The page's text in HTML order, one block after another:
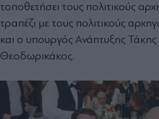
τοποθετήσει τους πολιτικούς
τραπέζι με τους πολιτικούς
και ο υπουργός Ανάπτυξης Τάκης
Θεοδωρικάκος.